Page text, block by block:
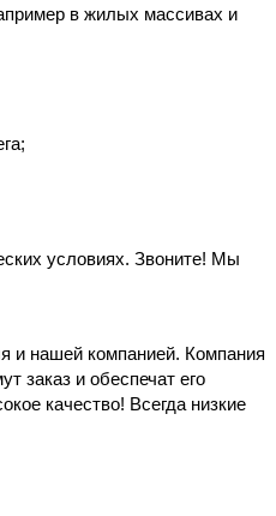
в жилых массивах и
условиях. Звоните! Мы
и нашей компанией. Компания
заказ и обеспечат его
качество! Всегда низкие